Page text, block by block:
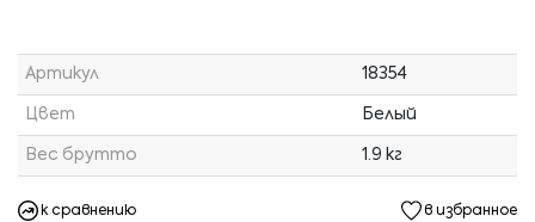
Артикул 18354
Цвет Белый
Вес брутто 1.9 кг
к сравнению в избранное